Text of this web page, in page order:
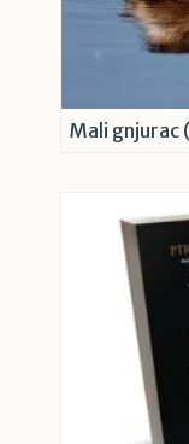
Mali gnjurac